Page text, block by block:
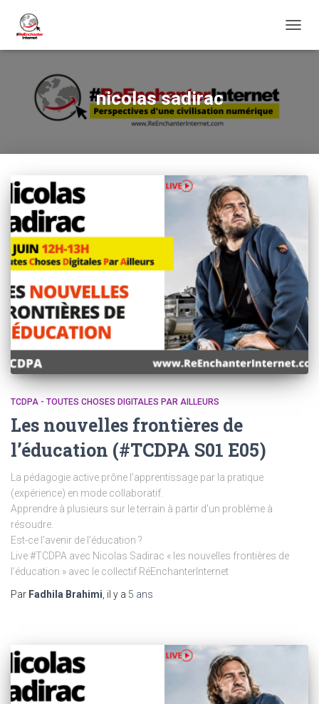
LA
nicolas sadirac
TCDPA - TOUTES CHOSES DIGITALES PAR AILLEURS
Les nouvelles frontières de
l’éducation (#TCDPA S01 E05)
La pédagogie active prône l’apprentissage par la pratique
(expérience) en mode collaboratif.
Apprendre à plusieurs sur le terrain à partir d’un problème à
résoudre.
Est-ce l’avenir de l’éducation ?
Live #TCDPA avec Nicolas Sadirac « les nouvelles frontières de
l’éducation » avec le collectif RéEnchanterInternet
Par Fadhila Brahimi , il y a 5 ans